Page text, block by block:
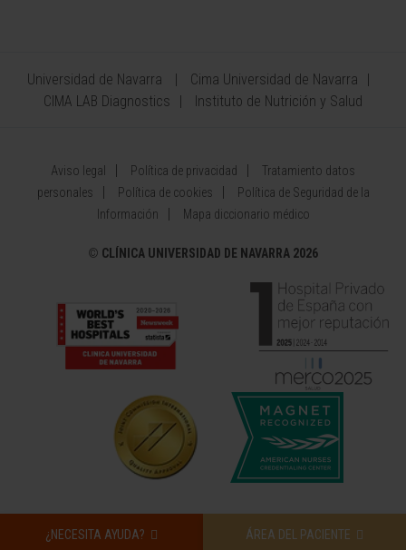
¿NECESITA AYUDA? ÁREA DEL PACIENTE
Universidad de Navarra
Cima Universidad de Navarra
CIMA LAB Diagnostics
Instituto de Nutrición y Salud
Aviso legal Política de privacidad
Tratamiento datos
personales
Política de cookies
Política de Seguridad de la
Información
Mapa diccionario médico
© CLÍNICA UNIVERSIDAD DE NAVARRA 2026